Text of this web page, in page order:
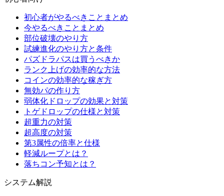
初心者がやるべきことまとめ
今やるべきことまとめ
部位破壊のやり方
試練進化のやり方と条件
パズドラパスは買うべきか
ランク上げの効率的な方法
コインの効率的な稼ぎ方
無効パの作り方
弱体化ドロップの効果と対策
トゲドロップの仕様と対策
超重力の対策
超高度の対策
第3属性の倍率と仕様
軽減ループとは？
落ちコン予知とは？
システム解説